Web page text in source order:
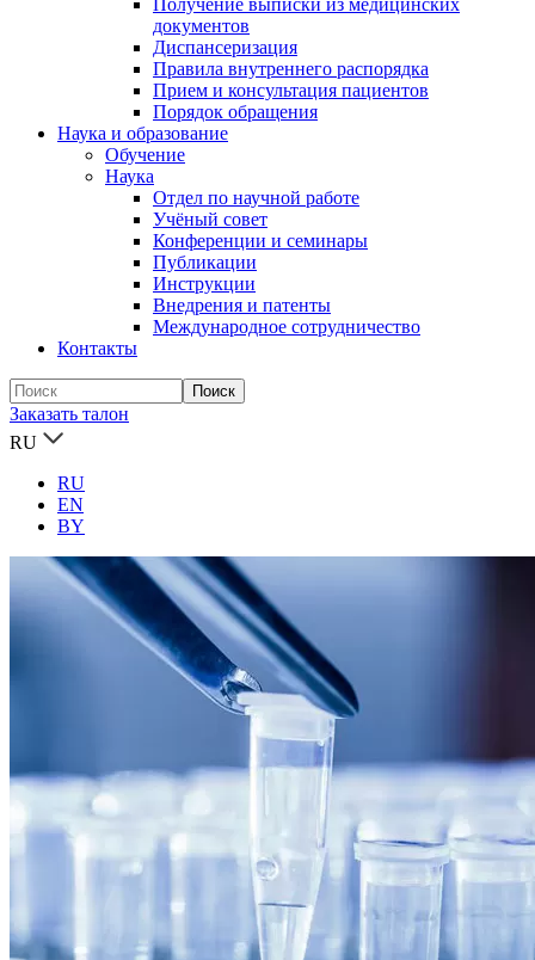
Получение выписки из медицинских
документов
Диспансеризация
Правила внутреннего распорядка
Прием и консультация пациентов
Порядок обращения
Наука и образование
Обучение
Наука
Отдел по научной работе
Учёный совет
Конференции и семинары
Публикации
Инструкции
Внедрения и патенты
Международное сотрудничество
Контакты
Заказать талон
RU
RU
EN
BY